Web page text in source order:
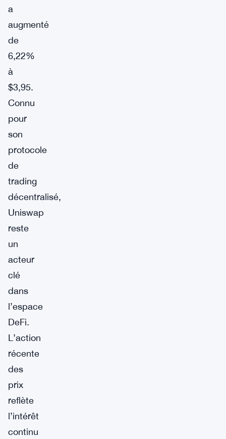
a
augmenté
de
6,22%
à
$3,95.
Connu
pour
son
protocole
de
trading
décentralisé,
Uniswap
reste
un
acteur
clé
dans
l’espace
DeFi.
L’action
récente
des
prix
reflète
l’intérêt
continu